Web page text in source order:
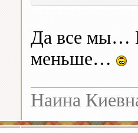
Да все мы…
меньше…
Наина